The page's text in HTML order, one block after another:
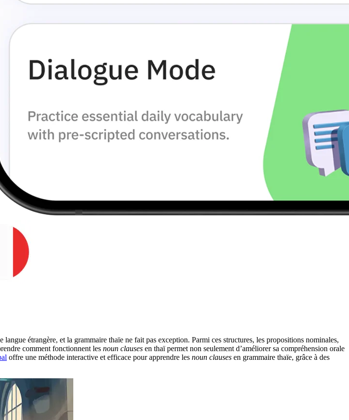
étrangère, et la grammaire thaïe ne fait pas exception. Parmi ces structures, les propositions nominales,
comment fonctionnent les noun clauses en thaï permet non seulement d’améliorer sa compréhension orale
offre une méthode interactive et efficace pour apprendre les noun clauses en grammaire thaïe, grâce à des